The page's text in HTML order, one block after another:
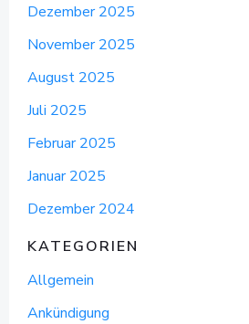
Dezember 2025
November 2025
August 2025
Juli 2025
Februar 2025
Januar 2025
Dezember 2024
KATEGORIEN
Allgemein
Ankündigung